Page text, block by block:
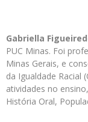
Gabriella
PUC Minas. Foi
Minas Gerais, e
da Igualdade Racial
atividades no
História Oral,